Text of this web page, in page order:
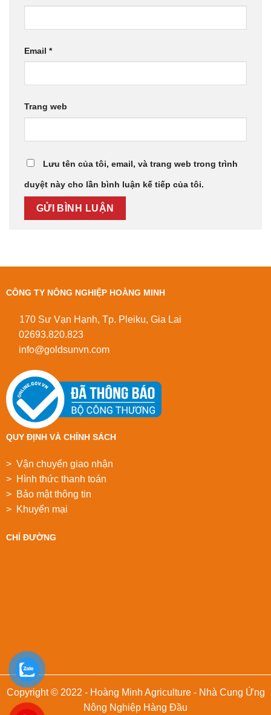
Email *
Trang web
Lưu tên của tôi, email, và trang web trong trình
duyệt này cho lần bình luận kế tiếp của tôi.
CÔNG TY NÔNG NGHIỆP HOÀNG MINH
170 Sư Vạn Hạnh, Tp. Pleiku, Gia Lai
02693.820.823
info@goldsunvn.com
QUY ĐỊNH VÀ CHÍNH SÁCH
> Vận chuyển giao nhận
> Hình thức thanh toán
> Bảo mật thông tin
> Khuyển mại
CHỈ ĐƯỜNG
Copyright © 2022 - Hoàng Minh Agriculture - Nhà Cung Ứng
Nông Nghiệp Hàng Đầu